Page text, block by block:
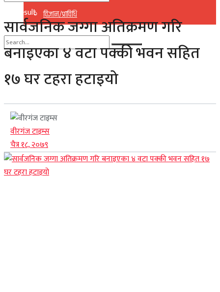
विज्ञान/प्राविधि
No Result
View All Result
No Result
View All Result
सार्वजनिक जग्गा अतिक्रमण गरि
बनाइएका ४ वटा पक्की भवन सहित
१७ घर टहरा हटाइयो
वीरगंज टाइम्स
चैत्र १८, २०७९